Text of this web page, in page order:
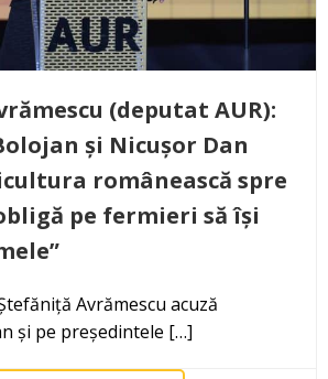
(deputat AUR):
și Nicușor Dan
românească spre
pe fermieri să își
Avrămescu acuză
și pe președintele […]